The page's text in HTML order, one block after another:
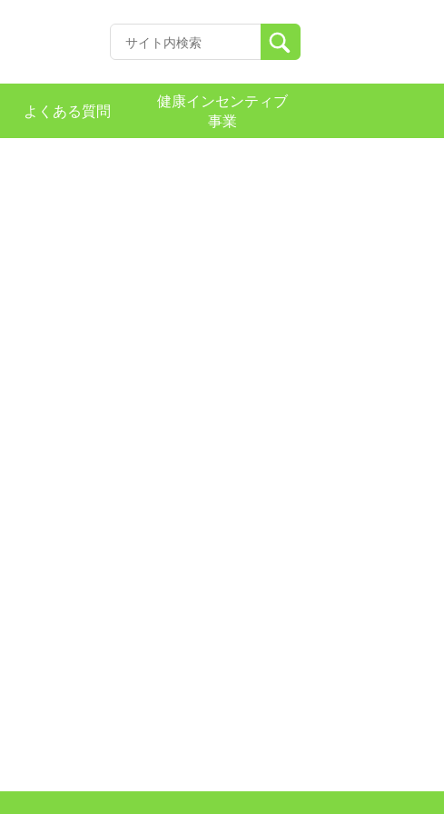
よくある質問
健康インセンティブ
事業